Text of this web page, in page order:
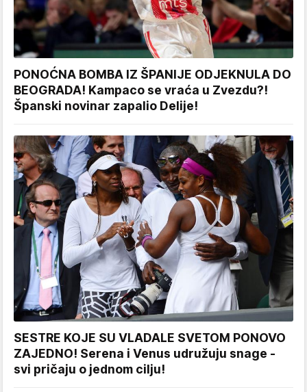
PONOĆNA BOMBA IZ ŠPANIJE ODJEKNULA DO
BEOGRADA! Kampaco se vraća u Zvezdu?!
Španski novinar zapalio Delije!
SESTRE KOJE SU VLADALE SVETOM PONOVO
ZAJEDNO! Serena i Venus udružuju snage -
svi pričaju o jednom cilju!